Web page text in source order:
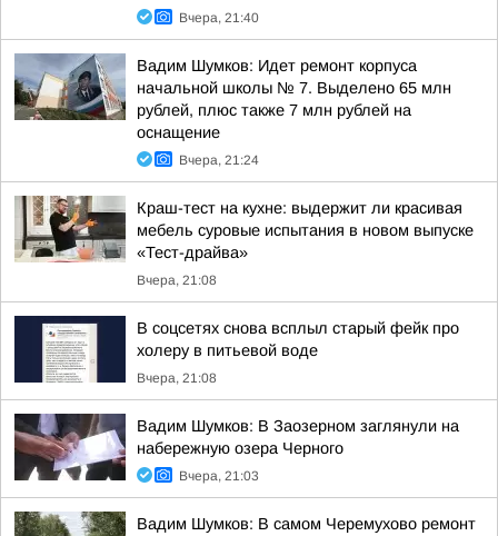
Вчера, 21:40
Вадим Шумков: Идет ремонт корпуса
начальной школы № 7. Выделено 65 млн
рублей, плюс также 7 млн рублей на
оснащение
Вчера, 21:24
Краш-тест на кухне: выдержит ли красивая
мебель суровые испытания в новом выпуске
«Тест-драйва»
Вчера, 21:08
В соцсетях снова всплыл старый фейк про
холеру в питьевой воде
Вчера, 21:08
Вадим Шумков: В Заозерном заглянули на
набережную озера Черного
Вчера, 21:03
Вадим Шумков: В самом Черемухово ремонт